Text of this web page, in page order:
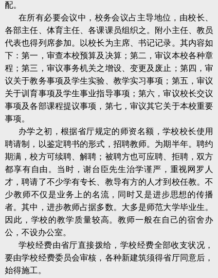
配。
在所有必要会议中，校务会议占主导地位，由校长、
各部主任、体育主任、各课课员组织之。附小主任、教员
代表也得列席参加。以校长为主席、书记记录。其内容如
下：第一，审查本校预算及决算；第二，审议本校各种章
程；第三，审议事务机关之增设、变更及废止；第四，审
议关于教务事项及学生实验、教学实习事项；第五，审议
关于训育事项及学生事业指导事项；第六，审议校长交议
事项及各部课程提议事项，第七，审议其它关于本校重要
事项。
办学之初，根据省厅规定的师资名额，学校校长使用
聘请制，以鉴定聘书的形式，招聘教师。为期半年。聘约
期满，校方可续聘、解聘；被聘方也可应聘、拒聘，双方
都享有自由。当时，谢台臣先生治学谨严，重视网罗人
才，聘请了不少学有专长、教导有方的人才到校任教。不
少教师不仅是业务上的名流，同时又是进步思想的传播
者。其中，进步教师占据多数。大多是师范大学毕业生。
因此，学校的教学质量较高。教师一般在自己的宿舍办
公，不设办公室。
学校经费由省厅直接拨给，学校经费全部收支状况，
要由学校经费委员会审核，各种新建筑须得省厅同意后，
始得施工。